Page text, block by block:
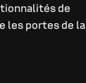
de
les portes de la